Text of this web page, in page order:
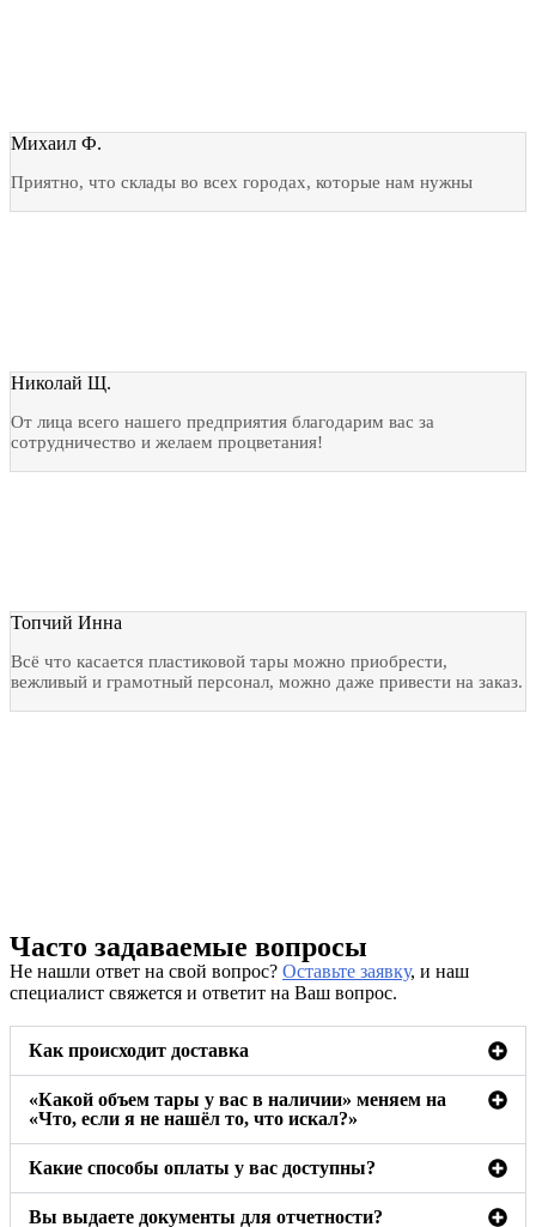
Михаил Ф.
Приятно, что склады во всех городах, которые нам нужны
Николай Щ.
От лица всего нашего предприятия благодарим вас за
сотрудничество и желаем процветания!
Топчий Инна
Всё что касается пластиковой тары можно приобрести,
вежливый и грамотный персонал, можно даже привести на заказ.
Часто задаваемые вопросы
Не нашли ответ на свой вопрос? Оставьте заявку, и наш
специалист свяжется и ответит на Ваш вопрос.
Как происходит доставка
«Какой объем тары у вас в наличии» меняем на
«Что, если я не нашёл то, что искал?»
Какие способы оплаты у вас доступны?
Вы выдаете документы для отчетности?